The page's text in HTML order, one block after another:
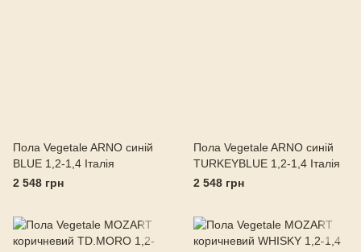
Пола Vegetale ARNO синій
BLUE 1,2-1,4 Італія
2 548 грн
Пола Vegetale ARNO синій
TURKEYBLUE 1,2-1,4 Італія
2 548 грн